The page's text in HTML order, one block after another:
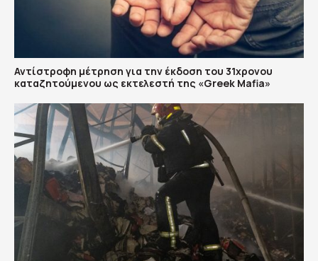
Αντίστροφη μέτρηση για την έκδοση του 31χρονου
καταζητούμενου ως εκτελεστή της «Greek Mafia»